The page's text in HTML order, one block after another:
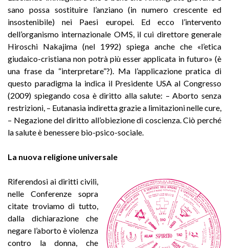
sano possa sostituire l’anziano (in numero crescente ed
insostenibile) nei Paesi europei. Ed ecco l’intervento
dell’organismo internazionale OMS, il cui direttore generale
Hiroschi Nakajima (nel 1992) spiega anche che «l’etica
giudaico-cristiana non potrà più esser applicata in futuro» (è
una frase da “interpretare”?). Ma l’applicazione pratica di
questo paradigma la indica il Presidente USA al Congresso
(2009) spiegando cosa è diritto alla salute: – Aborto senza
restrizioni, – Eutanasia indiretta grazie a limitazioni nelle cure,
– Negazione del diritto all’obiezione di coscienza. Ciò perché
la salute è benessere bio-psico-sociale.
La nuova religione universale
Riferendosi ai diritti civili,
nelle Conferenze sopra
citate troviamo di tutto,
dalla dichiarazione che
negare l’aborto è violenza
contro la donna, che